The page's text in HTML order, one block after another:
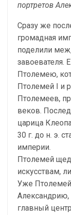
портретов
Сразу же
громадная
поделили
завоевателя.
Птолемею,
Птолемей I и
Птолемеев,
веков.
царица
30 г. до н. э.
империи.
Птолемей
искусствам,
Уже Птолемей
Александрию,
главный